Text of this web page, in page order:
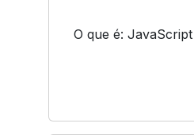
O que é: